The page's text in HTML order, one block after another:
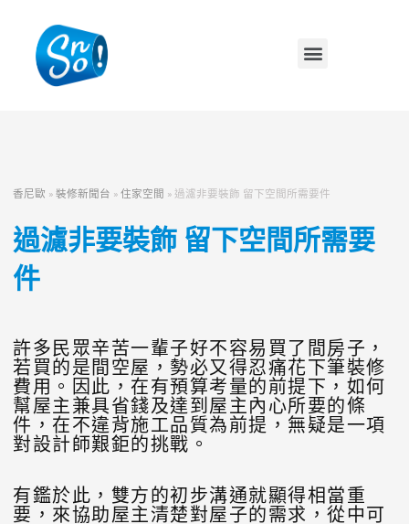
香尼歐 »裝修新聞台 »住家空間 » 過濾非要裝飾 留下空間所需要件
過濾非要裝飾 留下空間所需要
件
許多民眾辛苦一輩子好不容易買了間房子，
若買的是間空屋，勢必又得忍痛花下筆裝修
費用。因此，在有預算考量的前提下，如何
幫屋主兼具省錢及達到屋主內心所要的條
件，在不違背施工品質為前提，無疑是一項
對設計師艱鉅的挑戰。
有鑑於此，雙方的初步溝通就顯得相當重
要，來協助屋主清楚對屋子的需求，從中可